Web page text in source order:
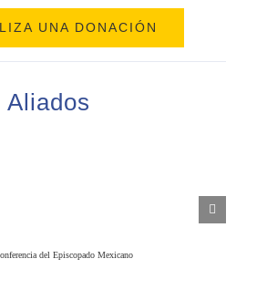
UNA DONACIÓN
Aliados
del Episcopado Mexicano